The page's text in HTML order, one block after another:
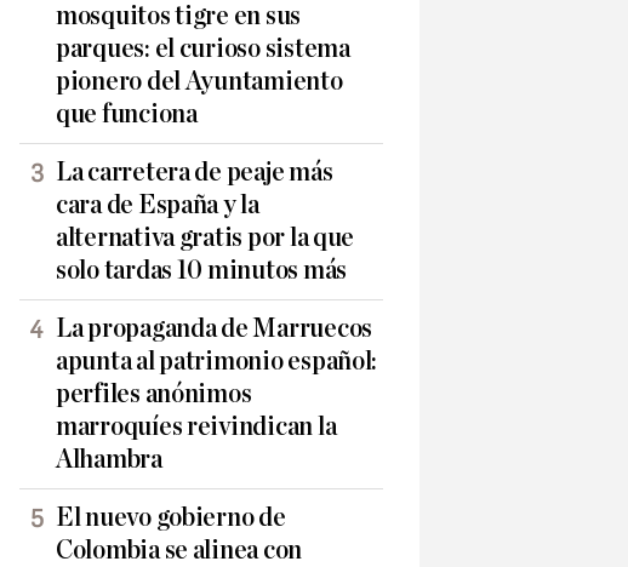
mosquitos tigre en sus
parques: el curioso sistema
pionero del Ayuntamiento
que funciona
La carretera de peaje más
cara de España y la
alternativa gratis por la que
solo tardas 10 minutos más
La propaganda de Marruecos
apunta al patrimonio español:
perfiles anónimos
marroquíes reivindican la
Alhambra
El nuevo gobierno de
Colombia se alinea con